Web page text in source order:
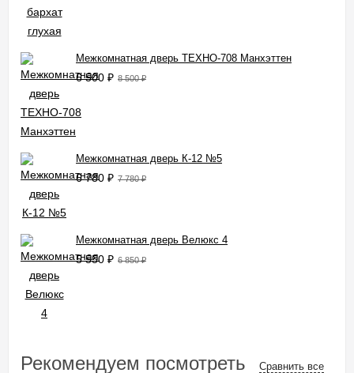
Межкомнатная дверь ТЕХНО-708 Манхэттен
6 500 ₽ 8 500₽
Межкомнатная дверь К-12 №5
6 780 ₽ 7 780₽
Межкомнатная дверь Велюкс 4
5 550 ₽ 6 850₽
Рекомендуем посмотреть Сравнить все